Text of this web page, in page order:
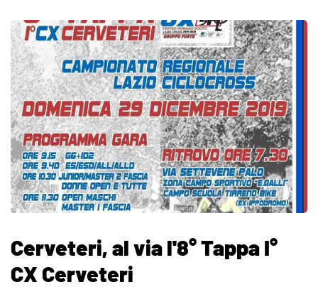
Cerveteri, al via l'8° Tappa I°
CX Cerveteri